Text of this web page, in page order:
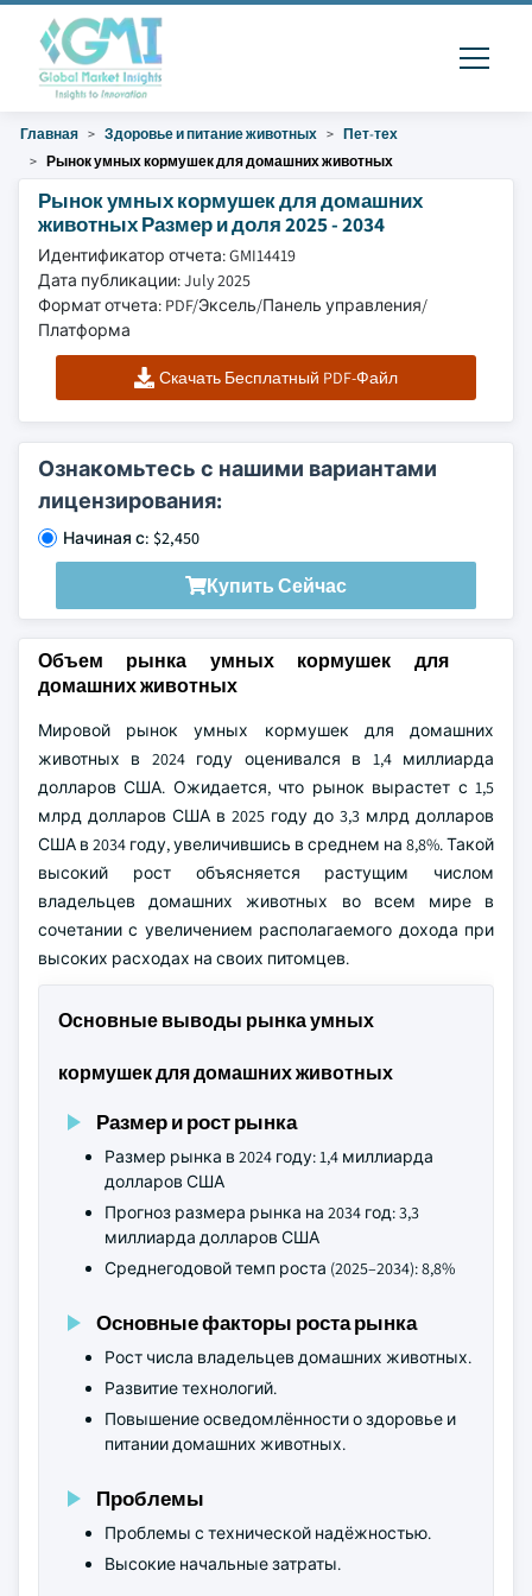
Главная Здоровье и питание животных
Пет-тех
Рынок умных кормушек для домашних животных
Рынок умных кормушек для домашних
животных Размер и доля 2025 - 2034
Идентификатор отчета: GMI14419
Дата публикации: July 2025
Формат отчета: PDF/Эксель/Панель управления/
Платформа
Скачать Бесплатный PDF-Файл
Ознакомьтесь с нашими вариантами
лицензирования:
Начиная с: $2,450
Купить Сейчас
Объем рынка умных кормушек для
домашних животных
Мировой рынок умных кормушек для домашних
животных в 2024 году оценивался в 1,4 миллиарда
долларов США. Ожидается, что рынок вырастет с 1,5
млрд долларов США в 2025 году до 3,3 млрд долларов
США в 2034 году, увеличившись в среднем на 8,8%. Такой
высокий рост объясняется растущим числом
владельцев домашних животных во всем мире в
сочетании с увеличением располагаемого дохода при
высоких расходах на своих питомцев.
Основные выводы рынка умных
кормушек для домашних животных
Размер и рост рынка
Размер рынка в 2024 году: 1,4 миллиарда
долларов США
Прогноз размера рынка на 2034 год: 3,3
миллиарда долларов США
Среднегодовой темп роста (2025–2034): 8,8%
Основные факторы роста рынка
Рост числа владельцев домашних животных.
Развитие технологий.
Повышение осведомлённости о здоровье и
питании домашних животных.
Проблемы
Проблемы с технической надёжностью.
Высокие начальные затраты.